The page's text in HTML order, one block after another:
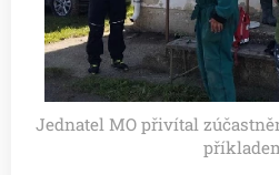
Jednatel MO přivítal